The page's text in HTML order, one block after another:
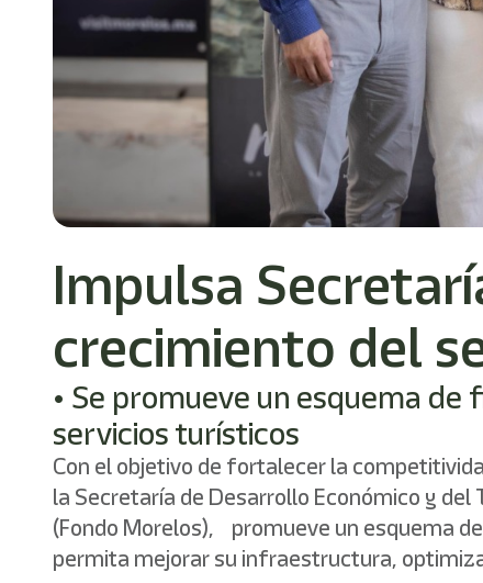
Impulsa
crecimiento del
• Se promueve un esquema
servicios turísticos
Con el objetivo de fortalecer la
la Secretaría de Desarrollo Económico y
(Fondo Morelos), promueve un esquema
permita mejorar su infraestructura,